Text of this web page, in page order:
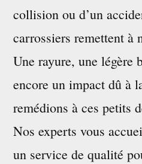
collision ou d’un
carrossiers remettent à
Une rayure, une légère
encore un impact dû à
remédions à ces petits
Nos experts vous
un service de qualité